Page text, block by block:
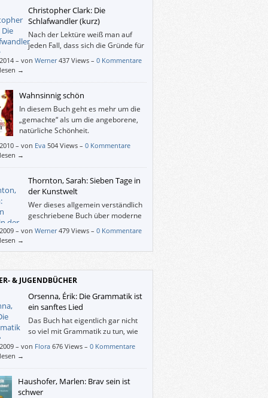
Christopher Clark: Die
Schlafwandler (kurz)
Nach der Lektüre weiß man auf
jeden Fall, dass sich die Gründe für
den Ausbruch des Ersten
nicht in einem Satz wiedergeben
auch nicht benennen können.
– von Werner 437 Views – 0 Kommentare
→
Wahnsinnig schön
In diesem Buch geht es mehr um die
„gemachte“ als um die angeborene,
natürliche Schönheit.
– von Eva 504 Views – 0 Kommentare
→
Thornton, Sarah: Sieben Tage in
der Kunstwelt
Wer dieses allgemein verständlich
geschriebene Buch über moderne
Kunst gelesen hat, kennt sich nicht
in der Kunstwelt, er oder sie hat wohl
– von Werner 479 Views – 0 Kommentare
→
& JUGENDBÜCHER
Orsenna, Érik: Die Grammatik ist
ein sanftes Lied
Das Buch hat eigentlich gar nicht
so viel mit Grammatik zu tun, wie
der Name sagt. Es hat mir sehr gut
weil, es sehr witzig und spannend
– von Flora 676 Views – 0 Kommentare
→
Haushofer, Marlen: Brav sein ist
schwer